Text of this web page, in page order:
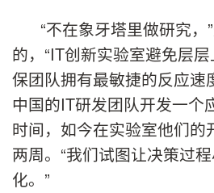
“不在象牙塔里做研究
的，“IT创新实验室避免层
保团队拥有最敏捷的反应速
中国的IT研发团队开发一个
时间，如今在实验室他们的
两周。“我们试图让决策过
化。”